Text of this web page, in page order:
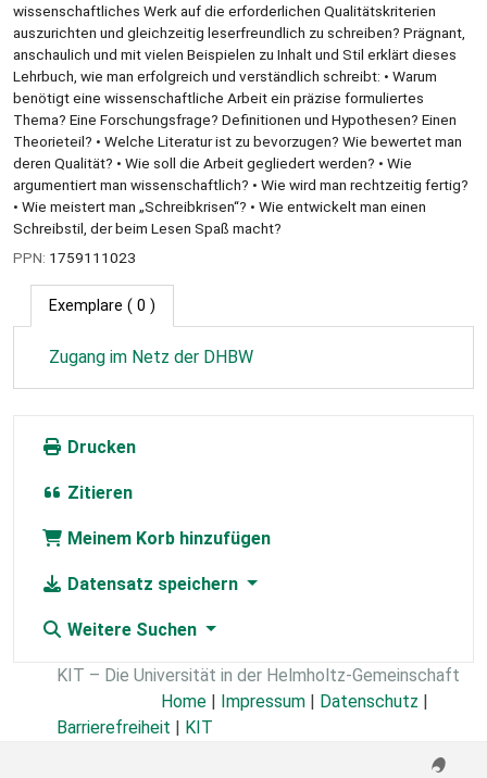
wissenschaftliches Werk auf die erforderlichen Qualitätskriterien
auszurichten und gleichzeitig leserfreundlich zu schreiben? Prägnant,
anschaulich und mit vielen Beispielen zu Inhalt und Stil erklärt dieses
Lehrbuch, wie man erfolgreich und verständlich schreibt: • Warum
benötigt eine wissenschaftliche Arbeit ein präzise formuliertes
Thema? Eine Forschungsfrage? Definitionen und Hypothesen? Einen
Theorieteil? • Welche Literatur ist zu bevorzugen? Wie bewertet man
deren Qualität? • Wie soll die Arbeit gegliedert werden? • Wie
argumentiert man wissenschaftlich? • Wie wird man rechtzeitig fertig?
• Wie meistert man „Schreibkrisen“? • Wie entwickelt man einen
Schreibstil, der beim Lesen Spaß macht?
PPN: 1759111023
Exemplare ( 0 )
Zugang im Netz der DHBW
Drucken
Zitieren
Meinem Korb hinzufügen
Datensatz speichern
Weitere Suchen
KIT – Die Universität in der Helmholtz-Gemeinschaft
Home | Impressum | Datenschutz |
Barrierefreiheit | KIT